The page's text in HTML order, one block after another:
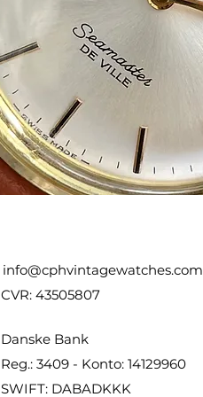
info@cphvintagewatches.com
CVR: 43505807
Danske Bank
Reg.: 3409 - Konto: 14129960
SWIFT: DABADKKK